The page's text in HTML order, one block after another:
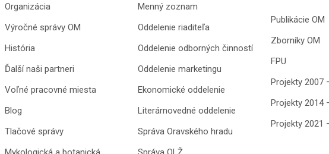
Organizácia
Výročné správy OM
História
Ďalší naši partneri
Voľné pracovné miesta
Blog
Tlačové správy
Menný zoznam
Oddelenie riaditeľa
Oddelenie odborných činností
Oddelenie marketingu
Ekonomické oddelenie
Literárnovedné oddelenie
Správa Oravského hradu
Publikácie OM
Zborníky OM
FPU
Projekty 2007
Projekty 2014
Projekty 2021